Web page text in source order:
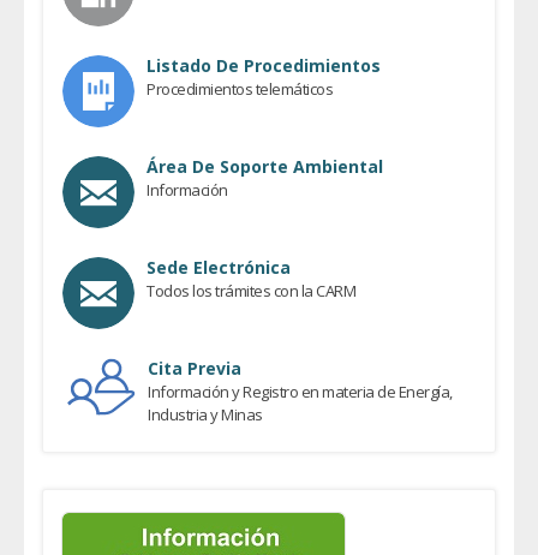
Listado De Procedimientos
Procedimientos telemáticos
Área De Soporte Ambiental
Información
Sede Electrónica
Todos los trámites con la CARM
Cita Previa
Información y Registro en materia de Energía,
Industria y Minas